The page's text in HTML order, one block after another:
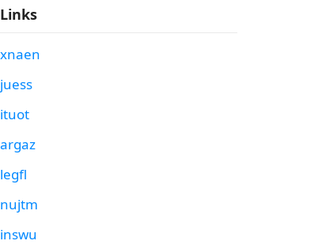
Links
xnaen
juess
ituot
argaz
legfl
nujtm
inswu